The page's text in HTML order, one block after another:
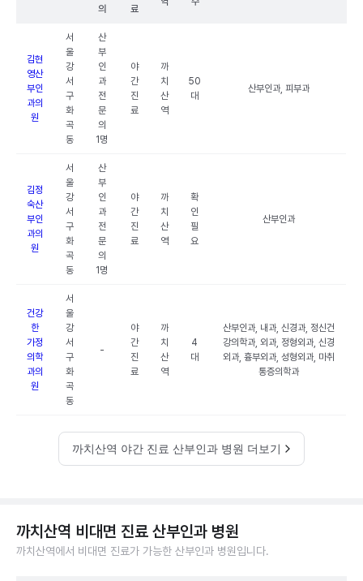
의
료
김현
영산
부인
과의
원
서
울
강
서
구
화
곡
동
산
부
인
과
전
문
의
1명
야
간
진
료
까
치
산
역
50
대
산부인과, 피부과
김정
숙산
부인
과의
원
서
울
강
서
구
화
곡
동
산
부
인
과
전
문
의
1명
야
간
진
료
까
치
산
역
확
인
필
요
산부인과
건강
한
가정
의학
과의
원
서
울
강
서
구
화
곡
동
-
야
간
진
료
까
치
산
역
4
대
산부인과, 내과, 신경과, 정신건
강의학과, 외과, 정형외과, 신경
외과, 흉부외과, 성형외과, 마취
통증의학과
까치산역 야간 진료 산부인과 병원 더보기
까치산역 비대면 진료 산부인과 병원
까치산역에서 비대면 진료가 가능한 산부인과 병원입니다.